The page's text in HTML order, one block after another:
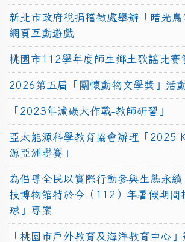
新北市政府稅捐稽徵處舉辦「暗光鳥
網頁互動遊戲
桃園市112學年度師生鄉土歌謠比賽
2026第五屆「關懷動物文學獎」活
「2023年減碳大作戰-教師研習」
亞太能源科學教育協會辦理「2025
源亞洲聯賽」
為倡導全民以實際行動參與生態永
技博物館特於今（112）年暑假期間
球」專案
「桃園市戶外教育及海洋教育中心